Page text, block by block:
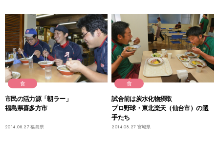
食
市民の活力源「朝ラー」
福島県喜多方市
2014.08.27 福島県
食
試合前は炭水化物摂取
プロ野球・東北楽天（仙台市）の選
手たち
2014.08.27 宮城県